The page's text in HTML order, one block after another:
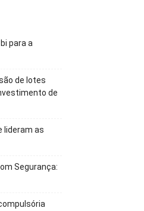
para a
de lotes
de
lideram as
Segurança: